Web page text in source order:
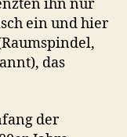
ihn nur
ein und hier
das
der